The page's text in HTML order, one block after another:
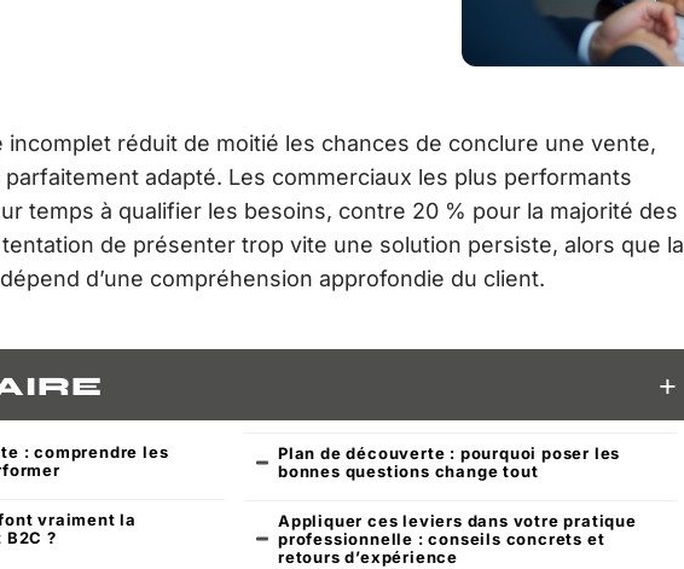
incomplet réduit de moitié les chances de conclure une vente,
adapté. Les commerciaux les plus performants
temps à qualifier les besoins, contre 20 % pour la majorité des
de présenter trop vite une solution persiste, alors que la
d’une compréhension approfondie du client.
: comprendre les
vraiment la
?
Plan de découverte : pourquoi poser les
bonnes questions change tout
Appliquer ces leviers dans votre pratique
professionnelle : conseils concrets et
retours d’expérience